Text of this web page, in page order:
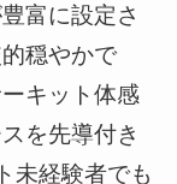
富に設定さ
穏やかで
キット体感
を先導付き
未経験者でも